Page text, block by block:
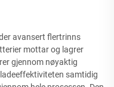
avansert flertrinns
mottar og lagrer
gjennom nøyaktig
samtidig